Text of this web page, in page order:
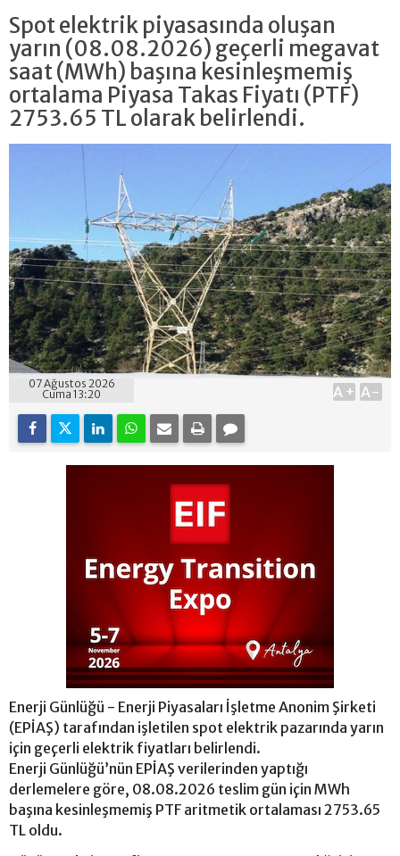
Spot elektrik piyasasında oluşan
yarın (08.08.2026) geçerli megavat
saat (MWh) başına kesinleşmemiş
ortalama Piyasa Takas Fiyatı (PTF)
2753.65 TL olarak belirlendi.
07 Ağustos 2026
Cuma 13:20
A+ A-
Enerji Günlüğü - Enerji Piyasaları İşletme Anonim Şirketi
(EPİAŞ) tarafından işletilen spot elektrik pazarında yarın
için geçerli elektrik fiyatları belirlendi.
Enerji Günlüğü’nün EPİAŞ verilerinden yaptığı
derlemelere göre, 08.08.2026 teslim gün için MWh
başına kesinleşmemiş PTF aritmetik ortalaması 2753.65
TL oldu.